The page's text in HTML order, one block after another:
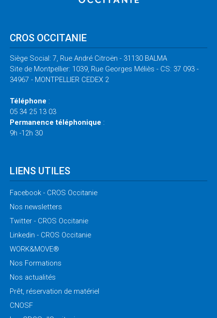
CROS OCCITANIE
Siège Social: 7, Rue André Citroën - 31130 BALMA
Site de Montpellier: 1039, Rue Georges Méliès - CS: 37 093 -
34967 - MONTPELLIER CEDEX 2
Téléphone :
05 34 25 13 03
Permanence téléphonique :
9h -12h 30
LIENS UTILES
Facebook - CROS Occitanie
Nos newsletters
Twitter - CROS Occitanie
Linkedin - CROS Occitanie
WORK&MOVE®
Nos Formations
Nos actualités
Prêt, réservation de matériel
CNOSF